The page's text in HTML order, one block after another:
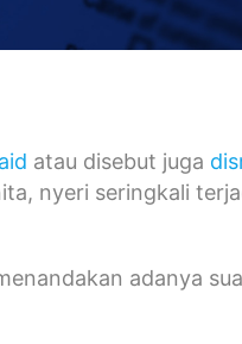
atau disebut juga
nyeri seringkali
adanya